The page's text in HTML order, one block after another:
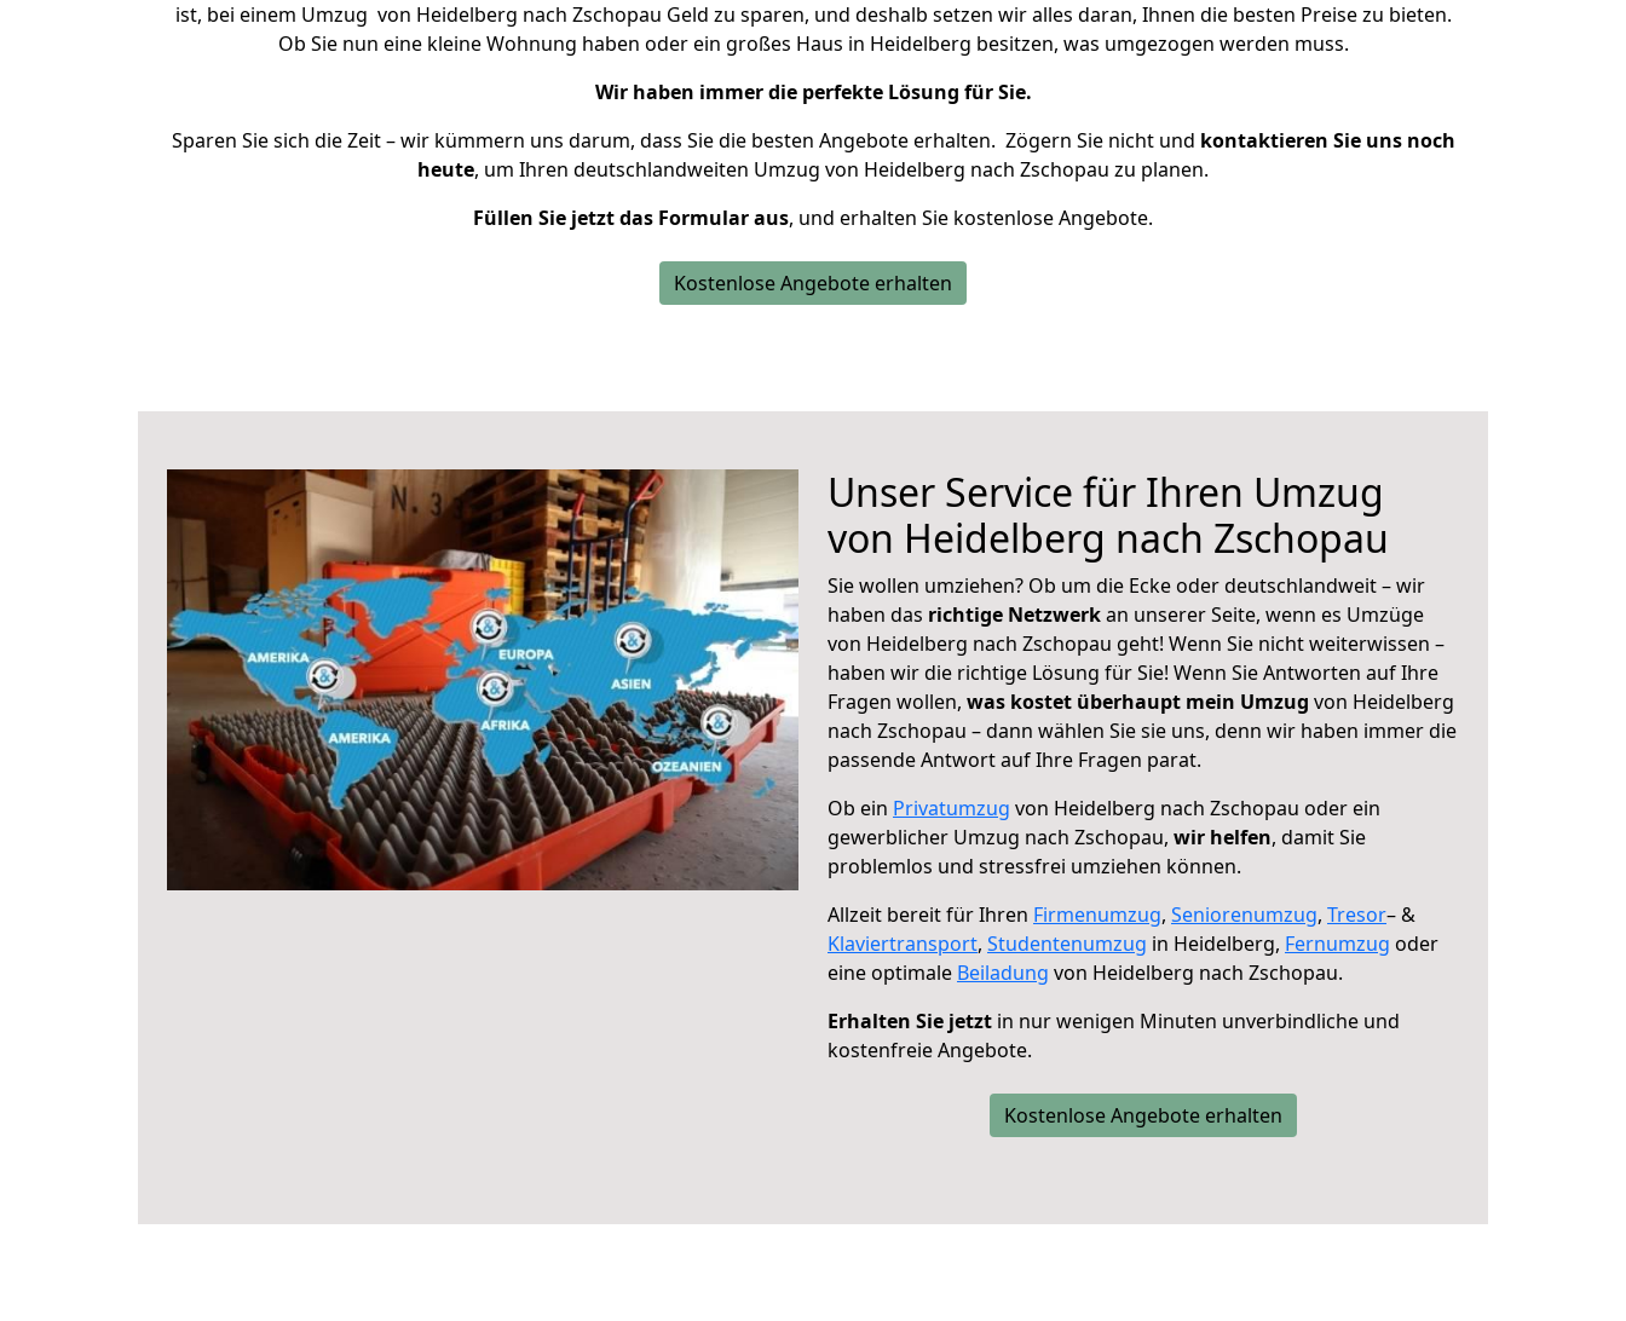
ist, bei einem Umzug von Heidelberg nach Zschopau Geld zu sparen, und deshalb setzen wir alles daran, Ihnen die besten Preise zu bieten.
Ob Sie nun eine kleine Wohnung haben oder ein großes Haus in Heidelberg besitzen, was umgezogen werden muss.
Wir haben immer die perfekte Lösung für Sie.
Sparen Sie sich die Zeit – wir kümmern uns darum, dass Sie die besten Angebote erhalten. Zögern Sie nicht und kontaktieren Sie uns noch
heute, um Ihren deutschlandweiten Umzug von Heidelberg nach Zschopau zu planen.
Füllen Sie jetzt das Formular aus, und erhalten Sie kostenlose Angebote.
Kostenlose Angebote erhalten
Unser Service für Ihren Umzug
von Heidelberg nach Zschopau
Sie wollen umziehen? Ob um die Ecke oder deutschlandweit – wir
haben das richtige Netzwerkan unserer Seite, wenn es Umzüge
von Heidelberg nach Zschopau geht! Wenn Sie nicht weiterwissen –
haben wir die richtige Lösung für Sie! Wenn Sie Antworten auf Ihre
Fragen wollen, was kostet überhaupt mein Umzug von Heidelberg
nach Zschopau – dann wählen Sie sie uns, denn wir haben immer die
passende Antwort auf Ihre Fragen parat.
Ob ein Privatumzug von Heidelberg nach Zschopau oder ein
gewerblicher Umzug nach Zschopau, wir helfen, damit Sie
problemlos und stressfrei umziehen können.
Allzeit bereit für Ihren Firmenumzug, Seniorenumzug, Tresor– &
Klaviertransport, Studentenumzug in Heidelberg, Fernumzug oder
eine optimale Beiladung von Heidelberg nach Zschopau.
Erhalten Sie jetzt in nur wenigen Minuten unverbindliche und
kostenfreie Angebote.
Kostenlose Angebote erhalten